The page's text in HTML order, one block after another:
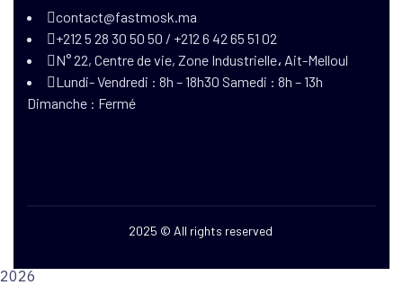
contact@fastmosk.ma
+212 5 28 30 50 50 / +212 6 42 65 51 02
N° 22, Centre de vie, Zone Industrielle، Ait-Melloul
Lundi- Vendredi : 8h – 18h30 Samedi : 8h – 13h
Dimanche : Fermé
2025 © All rights reserved
2026